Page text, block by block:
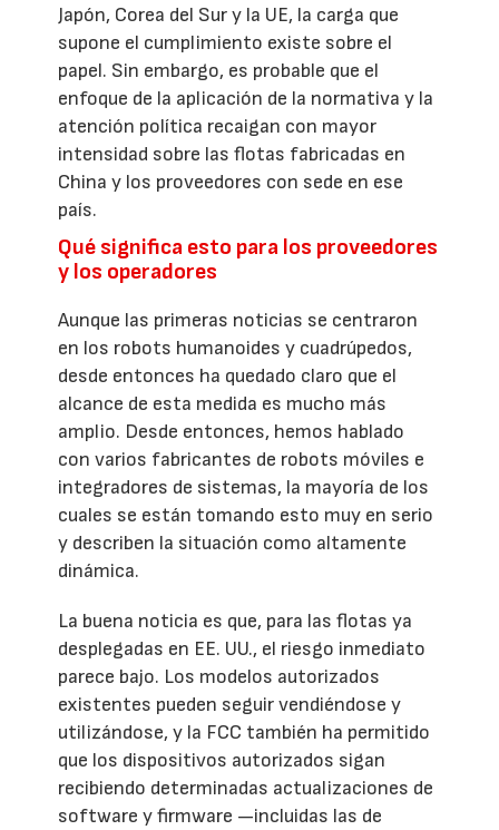
Japón, Corea del Sur y la UE, la carga que
supone el cumplimiento existe sobre el
papel. Sin embargo, es probable que el
enfoque de la aplicación de la normativa y la
atención política recaigan con mayor
intensidad sobre las flotas fabricadas en
China y los proveedores con sede en ese
país.
Qué significa esto para los proveedores
y los operadores
Aunque las primeras noticias se centraron
en los robots humanoides y cuadrúpedos,
desde entonces ha quedado claro que el
alcance de esta medida es mucho más
amplio. Desde entonces, hemos hablado
con varios fabricantes de robots móviles e
integradores de sistemas, la mayoría de los
cuales se están tomando esto muy en serio
y describen la situación como altamente
dinámica.
La buena noticia es que, para las flotas ya
desplegadas en EE. UU., el riesgo inmediato
parece bajo. Los modelos autorizados
existentes pueden seguir vendiéndose y
utilizándose, y la FCC también ha permitido
que los dispositivos autorizados sigan
recibiendo determinadas actualizaciones de
software y firmware —incluidas las de